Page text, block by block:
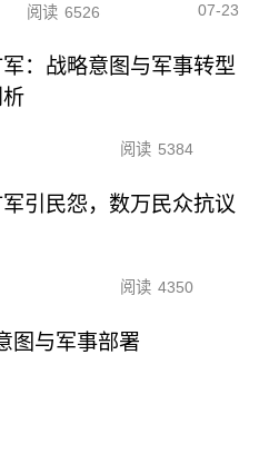
阅读 6526 07-23
：战略意图与军事转型
阅读 5384
引民怨，数万民众抗议
阅读 4350
图与军事部署